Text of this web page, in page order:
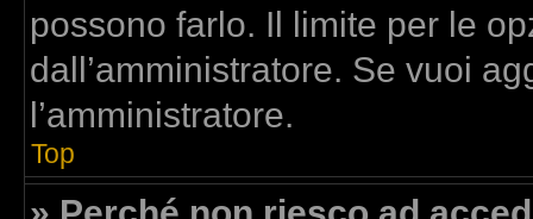
possono farlo. Il limite per le
dall’amministratore. Se vuoi
l’amministratore.
Top